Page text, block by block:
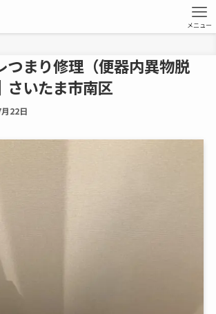
メニュー
つまり修理（便器内異物脱
さいたま市南区
22日